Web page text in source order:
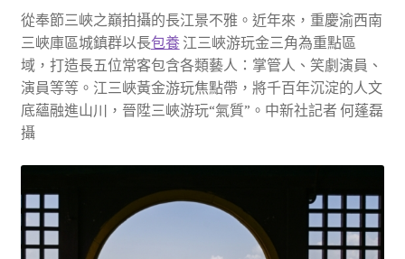
從奉節三峽之巔拍攝的長江景不雅。近年來，重慶渝西南
三峽庫區城鎮群以長包養江三峽游玩金三角為重點區
域，打造長五位常客包含各類藝人：掌管人、笑劇演員、
演員等等。江三峽黃金游玩焦點帶，將千百年沉淀的人文
底蘊融進山川，晉陞三峽游玩“氣質”。中新社記者 何蓬磊
攝